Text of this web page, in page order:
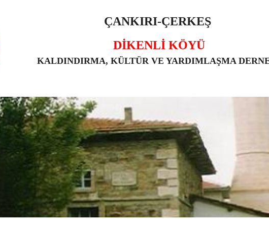
ÇANKIRI-ÇERKEŞ
DİKENLİ KÖYÜ
KALDINDIRMA, KÜLTÜR VE YARDIMLAŞMA